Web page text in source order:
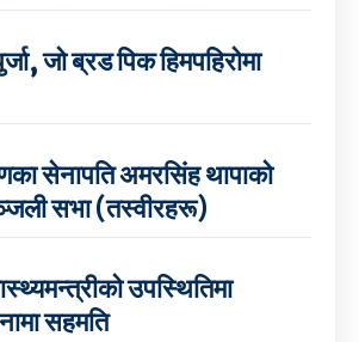
जो ब्रड पिक हिमपहिरोमा
सेनापति अमरसिंह थापाको
सभा (तस्वीरहरू)
उपस्थितिमा
सहमति